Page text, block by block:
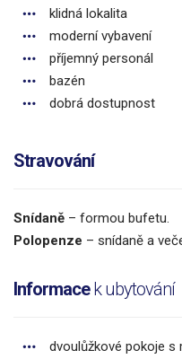
klidná lokalita
moderní vybavení
příjemný personál
bazén
dobrá dostupnost
Stravování
Snídaně – formou bufetu.
Polopenze – snídaně a
Informacek ubytování
dvoulůžkové pokoje s